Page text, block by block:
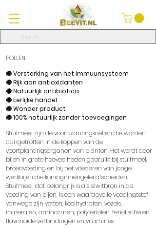
POLLEN
🐝 Versterking van het immuunsysteem
🐝 Rijk aan antioxidanten
🐝 Natuurlijk antibiotica
🐝 Eerlijke handel
🐝 Wonder product
🐝 100% natuurlijk zonder toevoegingen
Stuifmeel zijn de voortplantingscellen die worden
aangetroffen in de koppen van de
voortplantingsorganen van planten. Het wordt door
bijen in grote hoeveelheden gebruikt bij stuifmeel,
broedvoeding en bij het voederen van jonge
werkbijen die koninginnengelei afscheiden.
Stuifmeel, dat belangrijk is als eiwitbron in de
voeding van bijen, is een waardevolle voedingsstof
vanwege zijn vetten, koolhydraten, vezels,
mineralen, aminozuren, polyfenolen, fenolische en
flavonoïde verbindingen en vitamines.